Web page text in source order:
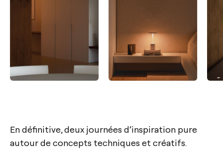
En définitive, deux journées d’inspiration pure
autour de concepts techniques et créatifs.